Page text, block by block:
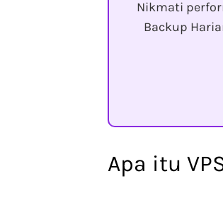
Nikmati
Backup
Apa itu